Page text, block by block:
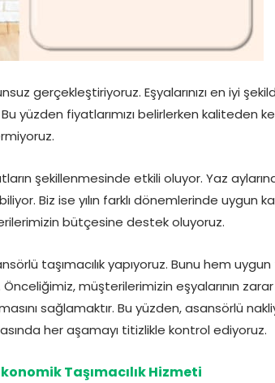
gerçekleştiriyoruz. Eşyalarınızı en iyi
yüzden fiyatlarımızı belirlerken kaliteden
şekillenmesinde etkili oluyor. Yaz
Biz ise yılın farklı dönemlerinde uygun
bütçesine destek oluyoruz.
taşımacılık yapıyoruz. Bunu hem
müşterilerimizin eşyalarının
sağlamaktır. Bu yüzden, asansörlü
her aşamayı titizlikle kontrol ediyoruz.
Taşımacılık Hizmeti